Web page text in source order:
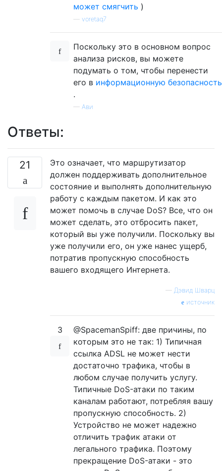
может смягчить )
voretaq7
Поскольку это в основном вопрос
анализа рисков, вы можете
подумать о том, чтобы перенести
его в информационную безопасность
.
— Ави
Ответы:
21
Это означает, что маршрутизатор
должен поддерживать дополнительное
состояние и выполнять дополнительную
работу с каждым пакетом. И как это
может помочь в случае DoS? Все, что он
может сделать, это отбросить пакет,
который вы уже получили. Поскольку вы
уже получили его, он уже нанес ущерб,
потратив пропускную способность
вашего входящего Интернета.
— Дэвид Шварц
источник
3
@SpacemanSpiff: две причины, по
которым это не так: 1) Типичная
ссылка ADSL не может нести
достаточно трафика, чтобы в
любом случае получить услугу.
Типичные DoS-атаки по таким
каналам работают, потребляя вашу
пропускную способность. 2)
Устройство не может надежно
отличить трафик атаки от
легального трафика. Поэтому
прекращение DoS-атаки - это